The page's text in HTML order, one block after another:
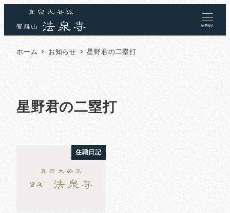
MENU
ホーム お知らせ 星野君の二塁打
星野君の二塁打
住職日記